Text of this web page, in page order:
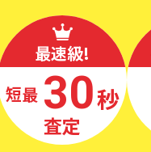
最速級!
最短 30秒
査定